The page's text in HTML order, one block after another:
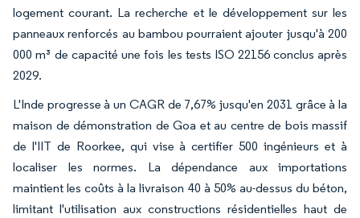
logement courant. La recherche et le développement sur les
panneaux renforcés au bambou pourraient ajouter jusqu'à 200
000 m³ de capacité une fois les tests ISO 22156 conclus après
2029.
L'Inde progresse à un CAGR de 7,67% jusqu'en 2031 grâce à la
maison de démonstration de Goa et au centre de bois massif
de l'IIT de Roorkee, qui vise à certifier 500 ingénieurs et à
localiser les normes. La dépendance aux importations
maintient les coûts à la livraison 40 à 50% au-dessus du béton,
limitant l'utilisation aux constructions résidentielles haut de